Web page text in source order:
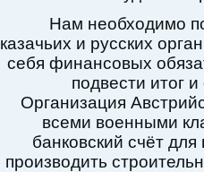
Нам необходимо
казачьих и русских
себя финансовых
подвести итог
Организация
всеми военными
банковский счёт
производить